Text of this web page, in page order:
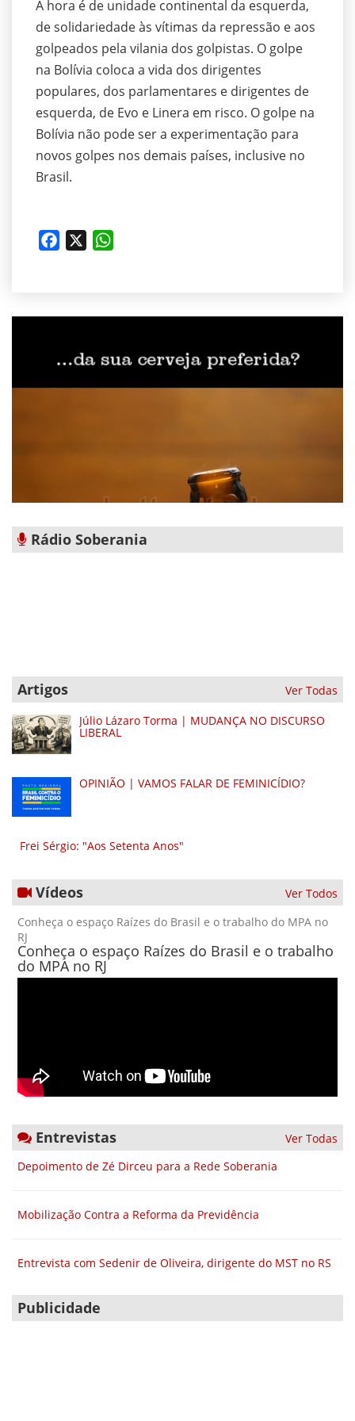
A hora é de unidade continental da esquerda,
de solidariedade às vítimas da repressão e aos
golpeados pela vilania dos golpistas. O golpe
na Bolívia coloca a vida dos dirigentes
populares, dos parlamentares e dirigentes de
esquerda, de Evo e Linera em risco. O golpe na
Bolívia não pode ser a experimentação para
novos golpes nos demais países, inclusive no
Brasil.
Facebook
Rádio Soberania
Artigos Ver Todas
Júlio Lázaro Torma | MUDANÇA NO DISCURSO
LIBERAL
OPINIÃO | VAMOS FALAR DE FEMINICÍDIO?
Frei Sérgio: "Aos Setenta Anos"
Vídeos
Ver Todos
Conheça o espaço Raízes do Brasil e o trabalho do MPA no
RJ
Conheça o espaço Raízes do Brasil e o trabalho
do MPA no RJ
Entrevistas Ver Todas
Depoimento de Zé Dirceu para a Rede Soberania
Mobilização Contra a Reforma da Previdência
Entrevista com Sedenir de Oliveira, dirigente do MST no RS
Publicidade